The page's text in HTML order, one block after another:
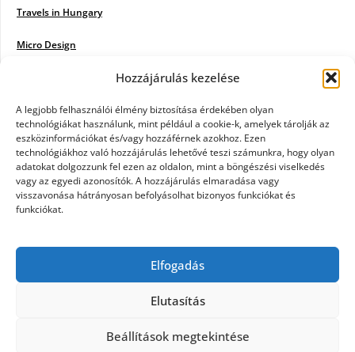
Hozzájárulás kezelése
A legjobb felhasználói élmény biztosítása érdekében olyan
technológiákat használunk, mint például a cookie-k, amelyek tárolják az
eszközinformációkat és/vagy hozzáférnek azokhoz. Ezen
technológiákhoz való hozzájárulás lehetővé teszi számunkra, hogy olyan
adatokat dolgozzunk fel ezen az oldalon, mint a böngészési viselkedés
vagy az egyedi azonosítók. A hozzájárulás elmaradása vagy
visszavonása hátrányosan befolyásolhat bizonyos funkciókat és
funkciókat.
Elfogadás
Elutasítás
Beállítások megtekintése
Travels in Hungary
Micro Design
Poiwiki
Öntözőrendszer
Jazz Steps
Unicorn Multipro